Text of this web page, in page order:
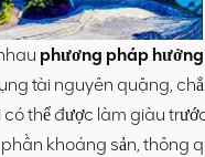
phương pháp
tài nguyên quặng,
thể được làm giàu
khoáng sản, thông